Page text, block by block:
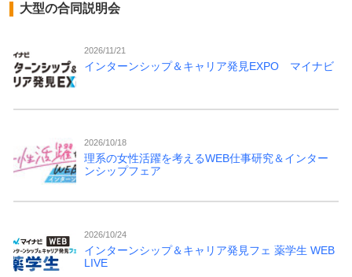
大型の合同説明会
2026/11/21
インターンシップ＆キャリア発見EXPO マイナビ
2026/10/18
理系の女性活躍を考えるWEB仕事研究＆インター
ンシップフェア
2026/10/24
インターンシップ＆キャリア発見フェ 薬学生 WEB
LIVE